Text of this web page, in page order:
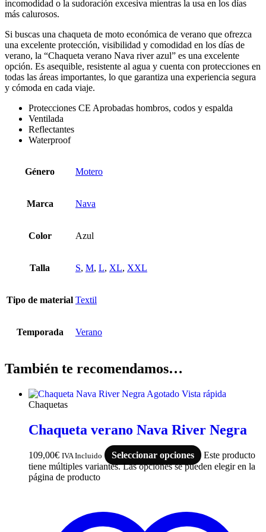
incomodidad o la sudoración excesiva mientras la usa en los días
más calurosos.
Si buscas una chaqueta de moto económica de verano que ofrezca
una excelente protección, visibilidad y comodidad en los días de
verano, la “Chaqueta verano Nava river azul” es una excelente
opción. Es asequible, resistente al agua y cuenta con protecciones en
todas las áreas importantes, lo que garantiza una experiencia segura
y cómoda en cada viaje.
Protecciones CE Aprobadas hombros, codos y espalda
Ventilada
Reflectantes
Waterproof
Género Motero
Marca Nava
Color Azul
Talla S, M, L, XL, XXL
Tipo de material Textil
Temporada Verano
También te recomendamos…
Agotado Vista rápida
Chaquetas
Chaqueta verano Nava River Negra
109,00€ IVA Incluido Seleccionar opciones
Este producto
tiene múltiples variantes. Las opciones se pueden elegir en la
página de producto